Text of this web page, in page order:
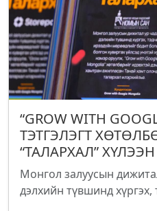
“GROW WITH
ТЭТГЭЛЭГТ
“ТАЛАРХАЛ”
Монгол залуусын
дэлхийн түвшинд